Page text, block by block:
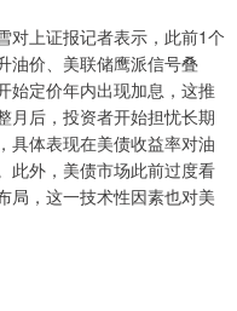
上证报记者表示，此前1个
油价、美联储鹰派信号叠
始定价年内出现加息，这推
月后，投资者开始担忧长期
具体表现在美债收益率对油
此外，美债市场此前过度看
局，这一技术性因素也对美